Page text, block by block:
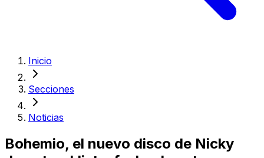
Inicio
Secciones
Noticias
Bohemio, el nuevo disco de Nicky